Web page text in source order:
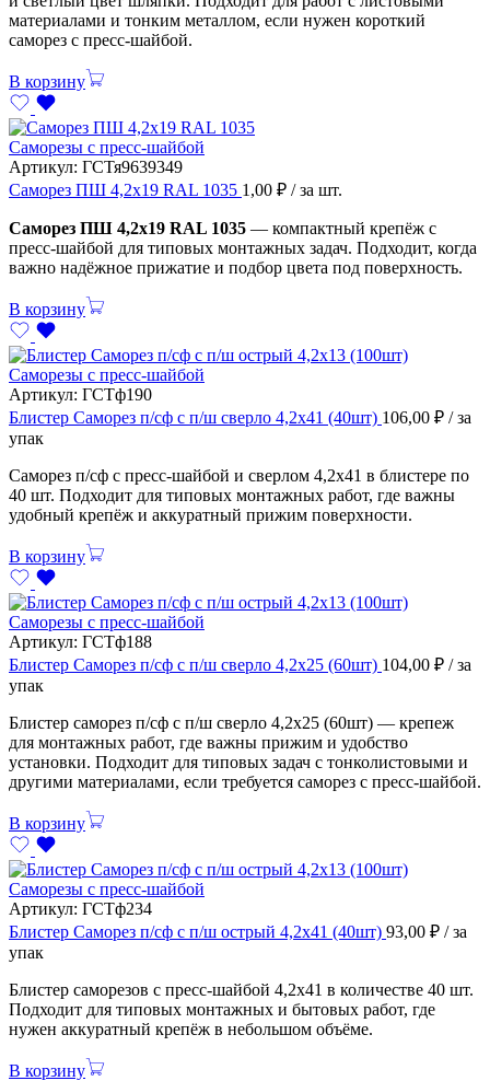
материалами и тонким металлом, если нужен короткий
саморез с пресс-шайбой.
В корзину
Саморезы с пресс-шайбой
Артикул: ГСТя9639349
Саморез ПШ 4,2х19 RAL 1035 1,00 ₽ / за шт.
Саморез ПШ 4,2х19 RAL 1035 — компактный крепёж с
пресс-шайбой для типовых монтажных задач. Подходит, когда
важно надёжное прижатие и подбор цвета под поверхность.
В корзину
Саморезы с пресс-шайбой
Артикул: ГСТф190
Блистер Саморез п/сф с п/ш сверло 4,2х41 (40шт) 106,00 ₽ / за
упак
Саморез п/сф с пресс-шайбой и сверлом 4,2х41 в блистере по
40 шт. Подходит для типовых монтажных работ, где важны
удобный крепёж и аккуратный прижим поверхности.
В корзину
Саморезы с пресс-шайбой
Артикул: ГСТф188
Блистер Саморез п/сф с п/ш сверло 4,2х25 (60шт) 104,00 ₽ / за
упак
Блистер саморез п/сф с п/ш сверло 4,2х25 (60шт) — крепеж
для монтажных работ, где важны прижим и удобство
установки. Подходит для типовых задач с тонколистовыми и
другими материалами, если требуется саморез с пресс-шайбой.
В корзину
Саморезы с пресс-шайбой
Артикул: ГСТф234
Блистер Саморез п/сф с п/ш острый 4,2х41 (40шт) 93,00 ₽ / за
упак
Блистер саморезов с пресс-шайбой 4,2х41 в количестве 40 шт.
Подходит для типовых монтажных и бытовых работ, где
нужен аккуратный крепёж в небольшом объёме.
В корзину